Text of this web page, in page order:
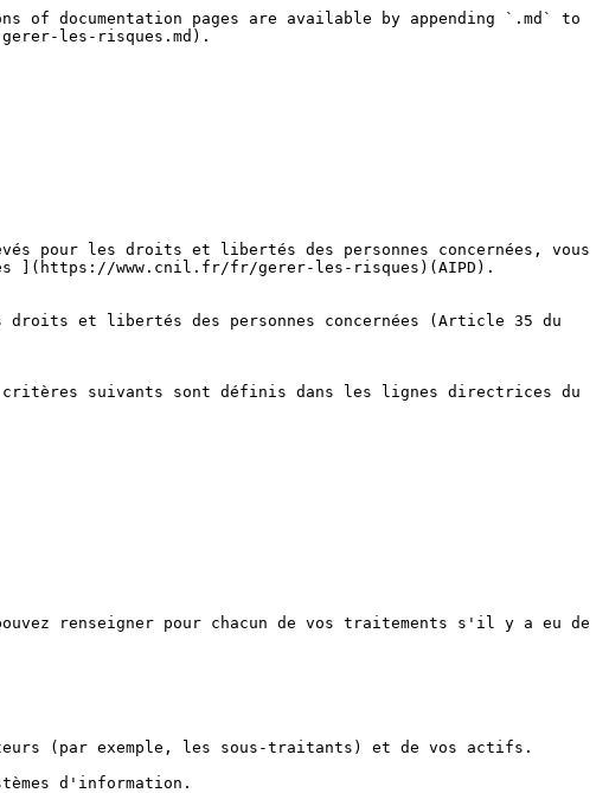
documentation pages are available by appending `.md` to
les-risques.md).
pour les droits et libertés des personnes concernées, vous
](https://www.cnil.fr/fr/gerer-les-risques)(AIPD).
et libertés des personnes concernées (Article 35 du
critères suivants sont définis dans les lignes directrices du
renseigner pour chacun de vos traitements s'il y a eu de
(par exemple, les sous-traitants) et de vos actifs.
d'information.